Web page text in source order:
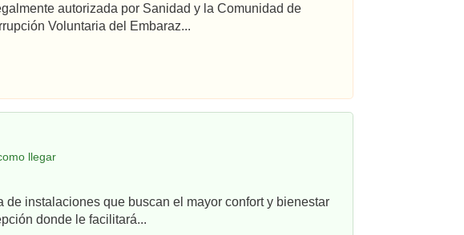
autorizada por Sanidad y la Comunidad de
Voluntaria del Embaraz...
llegar
de instalaciones que buscan el mayor confort y bienestar
donde le facilitará...